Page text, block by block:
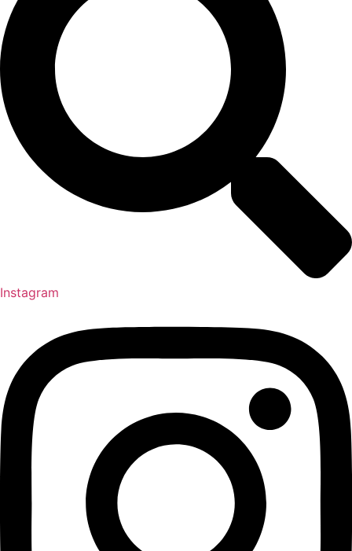
Instagram